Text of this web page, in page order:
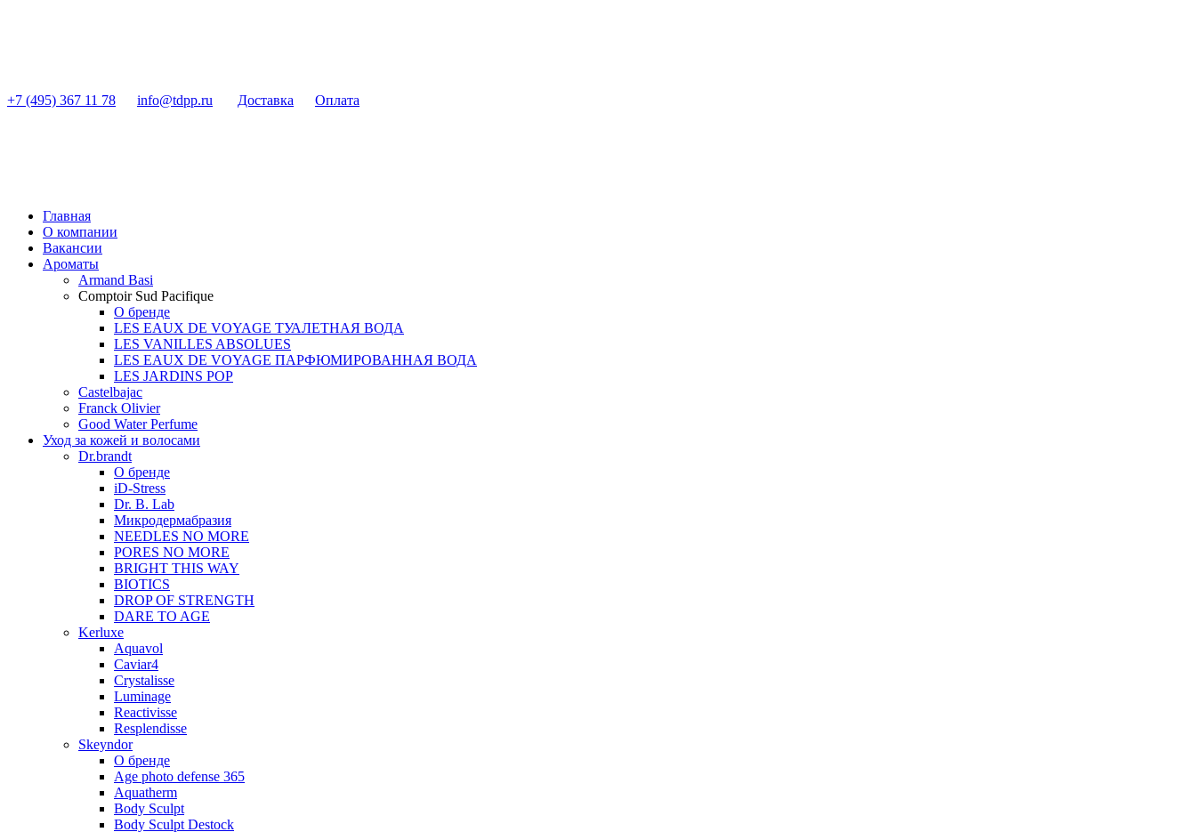
+7 (495) 367 11 78 info@tdpp.ru Доставка Оплата
Главная
О компании
Вакансии
Ароматы
Armand Basi
Comptoir Sud Pacifique
О бренде
LES EAUX DE VOYAGE ТУАЛЕТНАЯ ВОДА
LES VANILLES ABSOLUES
LES EAUX DE VOYAGE ПАРФЮМИРОВАННАЯ ВОДА
LES JARDINS POP
Castelbajac
Franck Olivier
Good Water Perfume
Уход за кожей и волосами
Dr.brandt
О бренде
iD-Stress
Dr. B. Lab
Микродермабразия
NEEDLES NO MORE
PORES NO MORE
BRIGHT THIS WAY
BIOTICS
DROP OF STRENGTH
DARE TO AGE
Kerluxe
Aquavol
Caviar4
Crystalisse
Luminage
Reactivisse
Resplendisse
Skeyndor
О бренде
Age photo defense 365
Aquatherm
Body Sculpt
Body Sculpt Destock